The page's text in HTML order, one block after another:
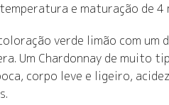
e maturação de 4
verde limão com um
Um Chardonnay de muito
corpo leve e ligeiro,